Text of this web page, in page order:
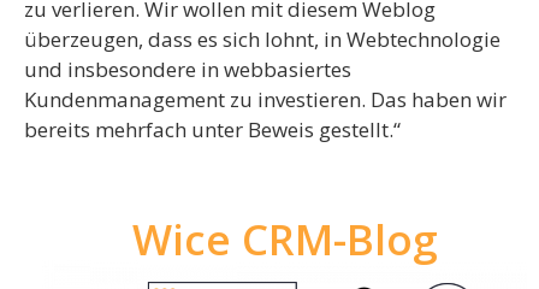
zu verlieren. Wir wollen mit diesem Weblog
überzeugen, dass es sich lohnt, in Webtechnologie
und insbesondere in webbasiertes
Kundenmanagement zu investieren. Das haben wir
bereits mehrfach unter Beweis gestellt.“
Wice CRM-Blog